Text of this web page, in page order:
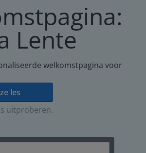
Lente
welkomstpagina voor
les
uitproberen.